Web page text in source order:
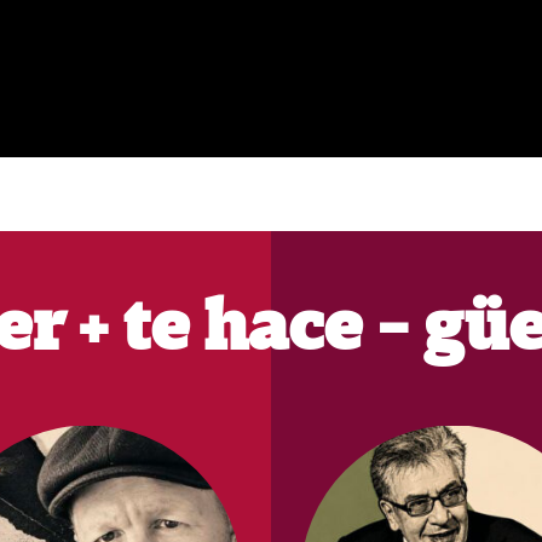
+ te hace -